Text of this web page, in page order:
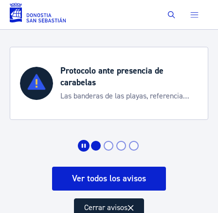
Saltar al contenido principal Buscar
referencia
Semana Grande 2026
Cortes de tráfico y servicios
de transporte
Ver todos los avisos
Cerrar avisos